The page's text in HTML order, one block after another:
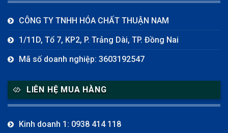
CÔNG TY TNHH HÓA CHẤT THUẬN NAM
1/11D, Tổ 7, KP2, P. Trảng Dài, TP. Đồng Nai
Mã số doanh nghiệp: 3603192547
LIÊN HỆ MUA HÀNG
Kinh doanh 1: 0938 414 118